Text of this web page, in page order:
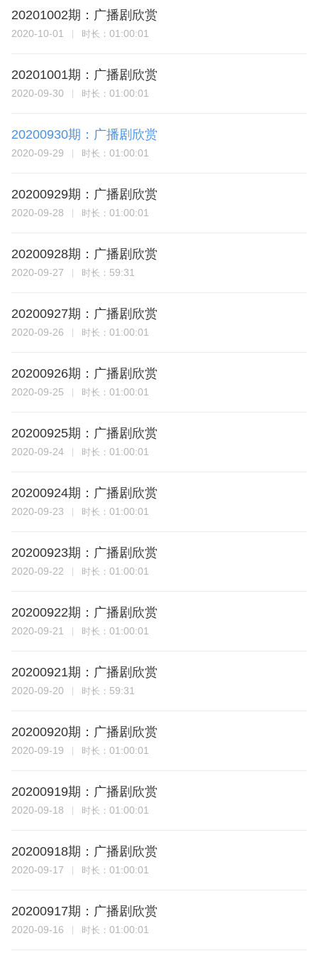
20201002期：广播剧欣赏
2020-10-01 时长： 01:00:01
20201001期：广播剧欣赏
2020-09-30 时长： 01:00:01
20200930期：广播剧欣赏
2020-09-29 时长： 01:00:01
20200929期：广播剧欣赏
2020-09-28 时长： 01:00:01
20200928期：广播剧欣赏
2020-09-27 时长： 59:31
20200927期：广播剧欣赏
2020-09-26 时长： 01:00:01
20200926期：广播剧欣赏
2020-09-25 时长： 01:00:01
20200925期：广播剧欣赏
2020-09-24 时长： 01:00:01
20200924期：广播剧欣赏
2020-09-23 时长： 01:00:01
20200923期：广播剧欣赏
2020-09-22 时长： 01:00:01
20200922期：广播剧欣赏
2020-09-21 时长： 01:00:01
20200921期：广播剧欣赏
2020-09-20 时长： 59:31
20200920期：广播剧欣赏
2020-09-19 时长： 01:00:01
20200919期：广播剧欣赏
2020-09-18 时长： 01:00:01
20200918期：广播剧欣赏
2020-09-17 时长： 01:00:01
20200917期：广播剧欣赏
2020-09-16 时长： 01:00:01